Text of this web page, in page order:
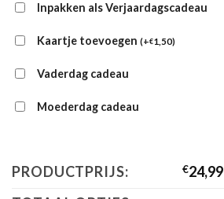
Inpakken als Verjaardagscadeau
Kaartje toevoegen (+€1,50)
Vaderdag cadeau
Moederdag cadeau
PRODUCTPRIJS: €24,99